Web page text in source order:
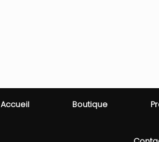
Accueil Boutique